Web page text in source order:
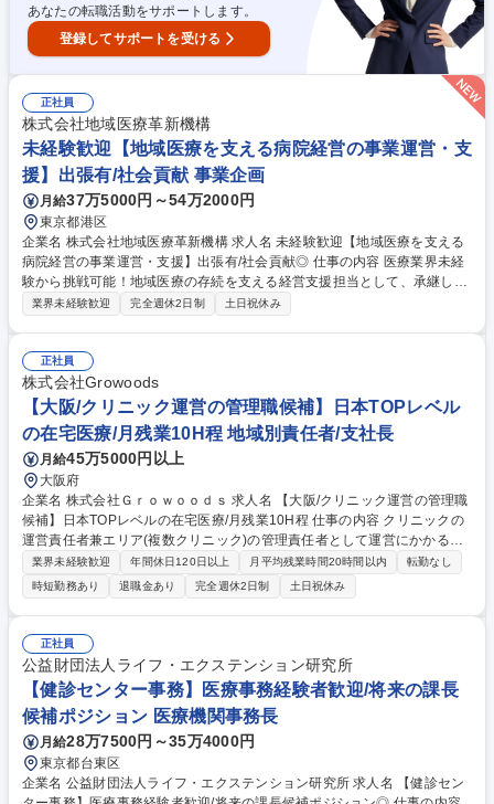
あなたの転職活動をサポートします。
登録してサポートを受ける
正社員
株式会社地域医療革新機構
未経験歓迎【地域医療を支える病院経営の事業運営・支
援】出張有/社会貢献 事業企画
月給37万5000円～54万2000円
東京都港区
企業名 株式会社地域医療革新機構 求人名 未経験歓迎【地域医療を支える
病院経営の事業運営・支援】出張有/社会貢献◎ 仕事の内容 医療業界未経
験から挑戦可能！地域医療の存続を支える経営支援担当として、承継した
病院・クリニックに入り込み、医師やスタッフと信頼関係を構築しながら
の面談・課題ヒアリングおよび組織づくり支援■総務・人事・経理等のバ
ックオフィス運営支援と本部と現場の調整業務■経営安定化に向けた施策
の立案・実行定着支援（全国出張・現地勤務あり）※全国の病院・クリニ
ックへの出張があります。 ※承継直後は3～6か月程度、現地勤務となる
場合があります。 募集職種 未経験歓迎【地域医療を支える病院経営の事
業運営・支援】出張有/社会貢献◎
業界未経験歓迎 完全週休2日制 土日祝休み
正社員
株式会社Growoods
【大阪/クリニック運営の管理職候補】日本TOPレベル
の在宅医療/月残業10H程 地域別責任者/支社長
月給45万5000円以上
大阪府
企業名 株式会社Ｇｒｏｗｏｏｄｓ 求人名 【大阪/クリニック運営の管理職
候補】日本TOPレベルの在宅医療/月残業10H程 仕事の内容 クリニックの
運営責任者兼エリア(複数クリニック)の管理責任者として運営にかかるマ
ネジメントを行い、クリニックの事業推進、拡大する医療ニーズに応える
体制づくりに向け全体経営に深く関与頂きます。 【概要】1クリニックあ
たり約30名のメンバーをマネジメントし、2～3クリニックのエリア管理
も同時にご担当頂きます。医師/看護師/事務等立場が異なる中、適切な指
示出しが重要になります。※医療行為以外全てを担います。■施設運営：
医療従事者のスケジュール管理、訪問スケジュール管理、マネジメント/ス
タッフの人事労務管理・レセプト作業の確認等■外部連携：公共施設や周
辺病院との連携/勉強会参加/広告作成等 募集職種 【大阪/クリニック運営の
管理職候補】日本TOPレベルの在宅医療/月残業10H程
業界未経験歓迎 年間休日120日以上 月平均残業時間20時間以内
転勤なし
時短勤務あり
退職金あり 完全週休2日制 土日祝休み
正社員
公益財団法人ライフ・エクステンション研究所
【健診センター事務】医療事務経験者歓迎/将来の課長
候補ポジション 医療機関事務長
月給28万7500円～35万4000円
東京都台東区
企業名 公益財団法人ライフ・エクステンション研究所 求人名 【健診セン